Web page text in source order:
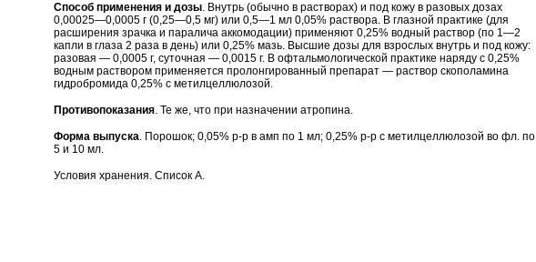
Способ применения и дозы. Внутрь (обычно в растворах) и под кожу в разовых дозах
0,00025—0,0005 г (0,25—0,5 мг) или 0,5—1 мл 0,05% раствора. В глазной практике (для
расширения зрачка и паралича аккомодации) применяют 0,25% водный раствор (по 1—2
капли в глаза 2 раза в день) или 0,25% мазь. Высшие дозы для взрослых внутрь и под кожу:
разовая — 0,0005 г, суточная — 0,0015 г. В офтальмологической практике наряду с 0,25%
водным раствором применяется пролонгированный препарат — раствор скополамина
гидробромида 0,25% с метилцеллюлозой.
Противопоказания. Те же, что при назначении атропина.
Форма выпуска. Порошок; 0,05% р-р в амп по 1 мл; 0,25% р-р с метилцеллюлозой во фл. по
5 и 10 мл.
Условия хранения. Список А.